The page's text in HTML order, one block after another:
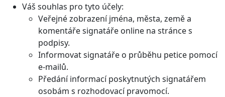
Váš souhlas pro tyto účely:
Veřejné zobrazení jména, města, země a
komentáře signatáře online na stránce s
podpisy.
Informovat signatáře o průběhu petice pomocí
e-mailů.
Předání informací poskytnutých signatářem
osobám s rozhodovací pravomocí.